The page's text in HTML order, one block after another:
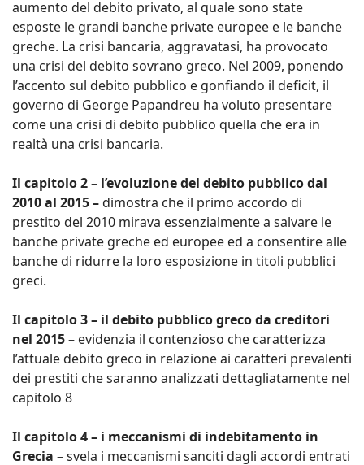
aumento del debito privato, al quale sono state
esposte le grandi banche private europee e le banche
greche. La crisi bancaria, aggravatasi, ha provocato
una crisi del debito sovrano greco. Nel 2009, ponendo
l’accento sul debito pubblico e gonfiando il deficit, il
governo di George Papandreu ha voluto presentare
come una crisi di debito pubblico quella che era in
realtà una crisi bancaria.
Il capitolo 2 – l’evoluzione del debito pubblico dal
2010 al 2015 –dimostra che il primo accordo di
prestito del 2010 mirava essenzialmente a salvare le
banche private greche ed europee ed a consentire alle
banche di ridurre la loro esposizione in titoli pubblici
greci.
Il capitolo 3 – il debito pubblico greco da creditori
nel 2015 – evidenzia il contenzioso che caratterizza
l’attuale debito greco in relazione ai caratteri prevalenti
dei prestiti che saranno analizzati dettagliatamente nel
capitolo 8
Il capitolo 4 – i meccanismi di indebitamento in
Grecia –svela i meccanismi sanciti dagli accordi entrati